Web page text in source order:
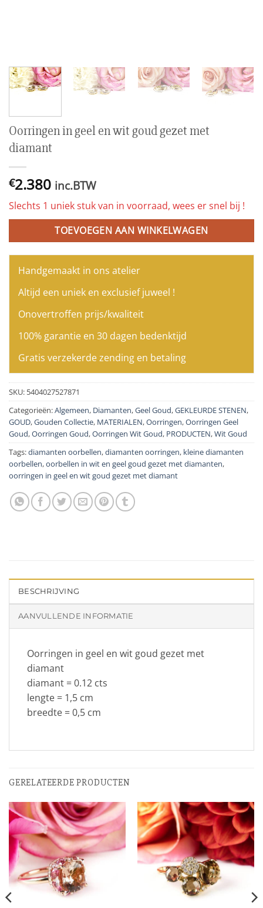
Oorringen in geel en wit goud gezet met
diamant
€2.380 inc.BTW
Slechts 1 uniek stuk van in voorraad, wees er snel bij !
TOEVOEGEN AAN WINKELWAGEN
Handgemaakt in ons atelier
Altijd een uniek en exclusief juweel !
Onovertroffen prijs/kwaliteit
100% garantie en 30 dagen bedenktijd
Gratis verzekerde zending en betaling
SKU: 5404027527871
Categorieën:Algemeen, Diamanten,Geel Goud,GEKLEURDE STENEN,
GOUD,Gouden Collectie, MATERIALEN,Oorringen,Oorringen Geel
Goud,Oorringen Goud,Oorringen Wit Goud, PRODUCTEN,Wit Goud
Tags:diamanten oorbellen,diamanten oorringen, kleine diamanten
oorbellen,oorbellen in wit en geel goud gezet met diamanten,
oorringen in geel en wit goud gezet met diamant
BESCHRIJVING
AANVULLENDE INFORMATIE
Oorringen in geel en wit goud gezet met
diamant
diamant = 0.12 cts
lengte = 1,5 cm
breedte = 0,5 cm
GERELATEERDE PRODUCTEN